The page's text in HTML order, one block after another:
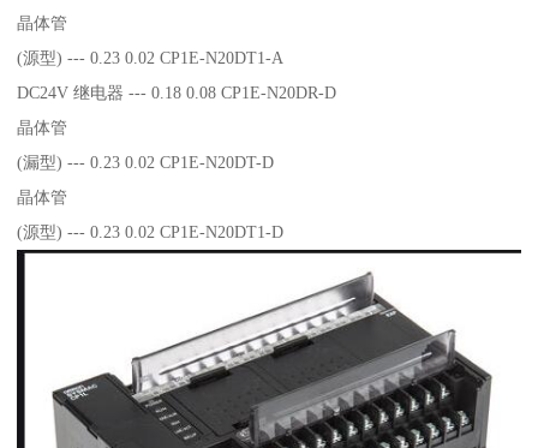
晶体管
(源型) --- 0.23 0.02 CP1E-N20DT1-A
DC24V 继电器 --- 0.18 0.08 CP1E-N20DR-D
晶体管
(漏型) --- 0.23 0.02 CP1E-N20DT-D
晶体管
(源型) --- 0.23 0.02 CP1E-N20DT1-D